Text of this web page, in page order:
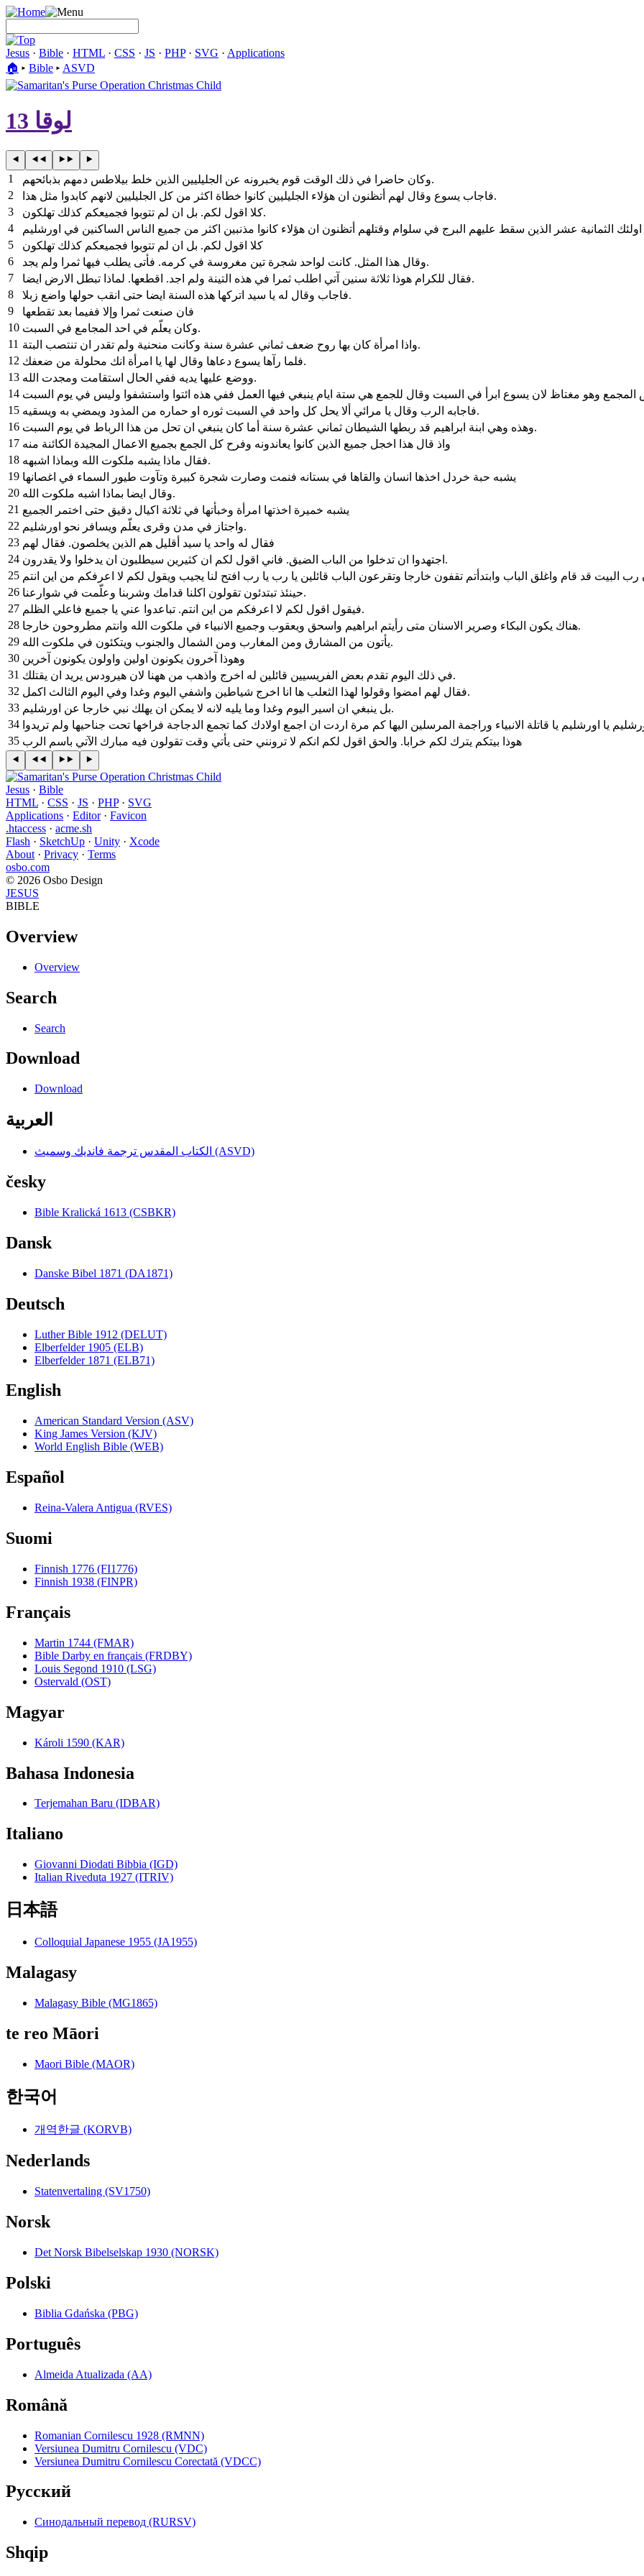
Jesus · Bible · HTML · CSS · JS · PHP· SVG · Applications
🏠︎ ▸ Bible ▸ ASVD
لوقا 13
1
وكان حاضرا في ذلك الوقت قوم يخبرونه عن الجليليين الذين خلط بيلاطس دمهم بذبائحهم.
2
فاجاب يسوع وقال لهم أتظنون ان هؤلاء الجليليين كانوا خطاة اكثر من كل الجليليين لانهم كابدوا مثل هذا.
3
كلا اقول لكم. بل ان لم تتوبوا فجميعكم كذلك تهلكون.
4
5
كلا اقول لكم. بل ان لم تتوبوا فجميعكم كذلك تهلكون
6
وقال هذا المثل. كانت لواحد شجرة تين مغروسة في كرمه. فأتى يطلب فيها ثمرا ولم يجد.
7
فقال للكرام هوذا ثلاثة سنين آتي اطلب ثمرا في هذه التينة ولم اجد. اقطعها. لماذا تبطل الارض ايضا.
8
فاجاب وقال له يا سيد اتركها هذه السنة ايضا حتى انقب حولها واضع زبلا.
9
فان صنعت ثمرا وإلا ففيما بعد تقطعها
10
وكان يعلّم في احد المجامع في السبت.
11
واذا امرأة كان بها روح ضعف ثماني عشرة سنة وكانت منحنية ولم تقدر ان تنتصب البتة.
12
فلما رآها يسوع دعاها وقال لها يا امرأة انك محلولة من ضعفك.
13
ووضع عليها يديه ففي الحال استقامت ومجدت الله.
14
15
فاجابه الرب وقال يا مرائي ألا يحل كل واحد في السبت ثوره او حماره من المذود ويمضي به ويسقيه.
16
وهذه وهي ابنة ابراهيم قد ربطها الشيطان ثماني عشرة سنة أما كان ينبغي ان تحل من هذا الرباط في يوم السبت.
17 واذ قال هذا اخجل جميع الذين كانوا يعاندونه وفرح كل الجمع بجميع الاعمال المجيدة الكائنة منه
18
فقال ماذا يشبه ملكوت الله وبماذا اشبهه.
19 يشبه حبة خردل اخذها انسان والقاها في بستانه فنمت وصارت شجرة كبيرة وتآوت طيور السماء في اغصانها
20
وقال ايضا بماذا اشبه ملكوت الله.
21 يشبه خميرة اخذتها امرأة وخبأتها في ثلاثة اكيال دقيق حتى اختمر الجميع
22
واجتاز في مدن وقرى يعلّم ويسافر نحو اورشليم.
23 فقال له واحد يا سيد أقليل هم الذين يخلصون. فقال لهم
24
اجتهدوا ان تدخلوا من الباب الضيق. فاني اقول لكم ان كثيرين سيطلبون ان يدخلوا ولا يقدرون.
25
26
حينئذ تبتدئون تقولون اكلنا قدامك وشربنا وعلّمت في شوارعنا.
27
فيقول اقول لكم لا اعرفكم من اين انتم. تباعدوا عني يا جميع فاعلي الظلم.
28
هناك يكون البكاء وصرير الاسنان متى رأيتم ابراهيم واسحق ويعقوب وجميع الانبياء في ملكوت الله وانتم مطروحون خارجا.
29
يأتون من المشارق ومن المغارب ومن الشمال والجنوب ويتكئون في ملكوت الله.
30 وهوذا آخرون يكونون اولين واولون يكونون آخرين
31
في ذلك اليوم تقدم بعض الفريسيين قائلين له اخرج واذهب من ههنا لان هيرودس يريد ان يقتلك.
32
فقال لهم امضوا وقولوا لهذا الثعلب ها انا اخرج شياطين واشفي اليوم وغدا وفي اليوم الثالث اكمل.
33
بل ينبغي ان اسير اليوم وغدا وما يليه لانه لا يمكن ان يهلك نبي خارجا عن اورشليم.
34
35 هوذا بيتكم يترك لكم خرابا. والحق اقول لكم انكم لا ترونني حتى يأتي وقت تقولون فيه مبارك الآتي باسم الرب
Jesus · Bible
HTML · CSS · JS · PHP· SVG
Applications · Editor· Favicon
.htaccess · acme.sh
Flash · SketchUp · Unity · Xcode
About · Privacy · Terms
osbo.com
© 2026 Osbo Design
JESUS
BIBLE
Overview
Overview
Search
Search
Download
Download
العربية
الكتاب المقدس ترجمة فانديك وسميث (ASVD)
česky
Bible Kralická 1613 (CSBKR)
Dansk
Danske Bibel 1871 (DA1871)
Deutsch
Luther Bible 1912 (DELUT)
Elberfelder 1905 (ELB)
Elberfelder 1871 (ELB71)
English
American Standard Version (ASV)
King James Version (KJV)
World English Bible (WEB)
Español
Reina-Valera Antigua (RVES)
Suomi
Finnish 1776 (FI1776)
Finnish 1938 (FINPR)
Français
Martin 1744 (FMAR)
Bible Darby en français (FRDBY)
Louis Segond 1910 (LSG)
Ostervald (OST)
Magyar
Károli 1590 (KAR)
Bahasa Indonesia
Terjemahan Baru (IDBAR)
Italiano
Giovanni Diodati Bibbia (IGD)
Italian Riveduta 1927 (ITRIV)
日本語
Colloquial Japanese 1955 (JA1955)
Malagasy
Malagasy Bible (MG1865)
te reo Māori
Maori Bible (MAOR)
한국어
개역한글 (KORVB)
Nederlands
Statenvertaling (SV1750)
Norsk
Det Norsk Bibelselskap 1930 (NORSK)
Polski
Biblia Gdańska (PBG)
Português
Almeida Atualizada (AA)
Română
Romanian Cornilescu 1928 (RMNN)
Versiunea Dumitru Cornilescu (VDC)
Versiunea Dumitru Cornilescu Corectată (VDCC)
Pyccкий
Синодальный перевод (RURSV)
Shqip